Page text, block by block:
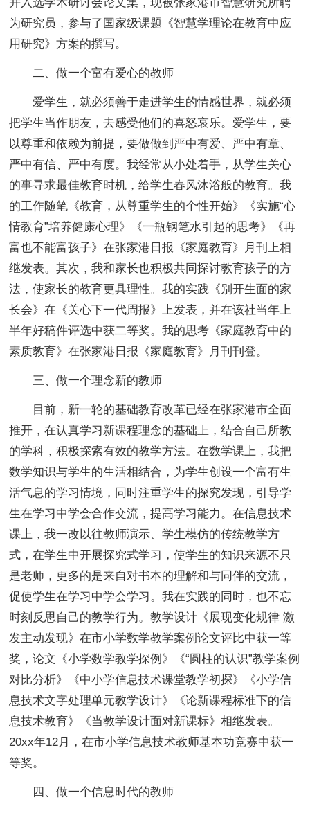
为研究员，参与了国家级课题《智慧学理论在教育中应
用研究》方案的撰写。
二、做一个富有爱心的教师
爱学生，就必须善于走进学生的情感世界，就必须
把学生当作朋友，去感受他们的喜怒哀乐。爱学生，要
以尊重和依赖为前提，要做做到严中有爱、严中有章、
严中有信、严中有度。我经常从小处着手，从学生关心
的事寻求最佳教育时机，给学生春风沐浴般的教育。我
的工作随笔《教育，从尊重学生的个性开始》《实施“心
情教育”培养健康心理》《一瓶钢笔水引起的思考》《再
富也不能富孩子》在张家港日报《家庭教育》月刊上相
继发表。其次，我和家长也积极共同探讨教育孩子的方
法，使家长的教育更具理性。我的实践《别开生面的家
长会》在《关心下一代周报》上发表，并在该社当年上
半年好稿件评选中获二等奖。我的思考《家庭教育中的
素质教育》在张家港日报《家庭教育》月刊刊登。
三、做一个理念新的教师
目前，新一轮的基础教育改革已经在张家港市全面
推开，在认真学习新课程理念的基础上，结合自己所教
的学科，积极探索有效的教学方法。在数学课上，我把
数学知识与学生的生活相结合，为学生创设一个富有生
活气息的学习情境，同时注重学生的探究发现，引导学
生在学习中学会合作交流，提高学习能力。在信息技术
课上，我一改以往教师演示、学生模仿的传统教学方
式，在学生中开展探究式学习，使学生的知识来源不只
是老师，更多的是来自对书本的理解和与同伴的交流，
促使学生在学习中学会学习。我在实践的同时，也不忘
时刻反思自己的教学行为。教学设计《展现变化规律 激
发主动发现》在市小学数学教学案例论文评比中获一等
奖，论文《小学数学教学探例》《“圆柱的认识”教学案例
对比分析》《中小学信息技术课堂教学初探》《小学信
息技术文字处理单元教学设计》《论新课程标准下的信
息技术教育》《当教学设计面对新课标》相继发表。
20xx年12月，在市小学信息技术教师基本功竞赛中获一
等奖。
四、做一个信息时代的教师